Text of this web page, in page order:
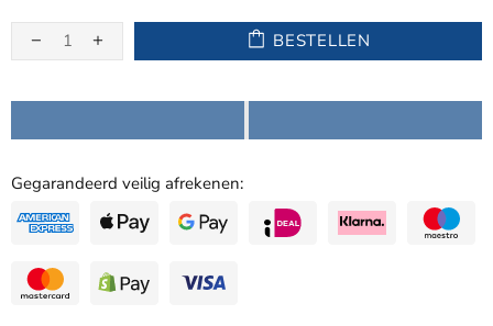
BESTELLEN
Gegarandeerd veilig afrekenen: